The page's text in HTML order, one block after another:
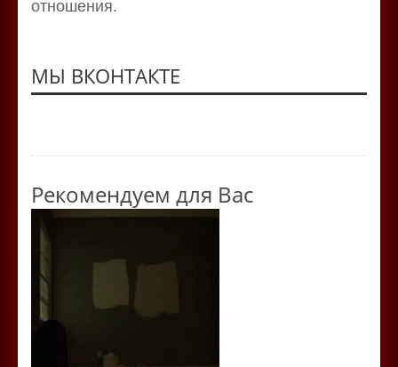
отношения.
МЫ ВКОНТАКТЕ
Рекомендуем для Вас